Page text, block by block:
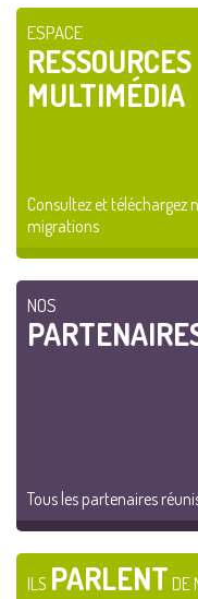
ESPACE
RESSOURCES
MULTIMÉDIA
Consultez et téléchargez
migrations
NOS
Tous les partenaires
ILS PARLENT DE